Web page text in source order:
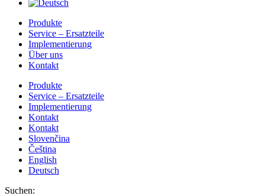
Produkte
Service – Ersatzteile
Implementierung
Über uns
Kontakt
Produkte
Service – Ersatzteile
Implementierung
Kontakt
Kontakt
Slovenčina
Čeština
English
Deutsch
Suchen: